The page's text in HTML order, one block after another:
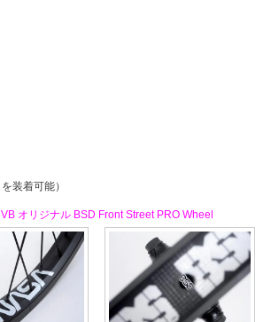
を装着可能）
VB オリジナル BSD Front Street PRO Wheel